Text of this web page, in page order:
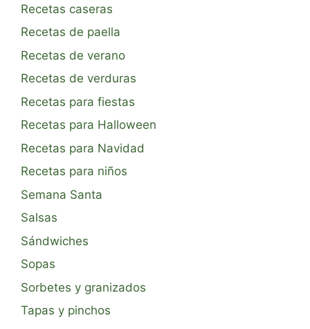
Recetas caseras
Recetas de paella
Recetas de verano
Recetas de verduras
Recetas para fiestas
Recetas para Halloween
Recetas para Navidad
Recetas para niños
Semana Santa
Salsas
Sándwiches
Sopas
Sorbetes y granizados
Tapas y pinchos